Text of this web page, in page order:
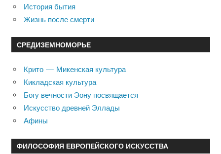
История бытия
Жизнь после смерти
СРЕДИЗЕМНОМОРЬЕ
Крито — Микенская культура
Кикладская культура
Богу вечности Эону посвящается
Искусство древней Эллады
Афины
ФИЛОСОФИЯ ЕВРОПЕЙСКОГО ИСКУССТВА